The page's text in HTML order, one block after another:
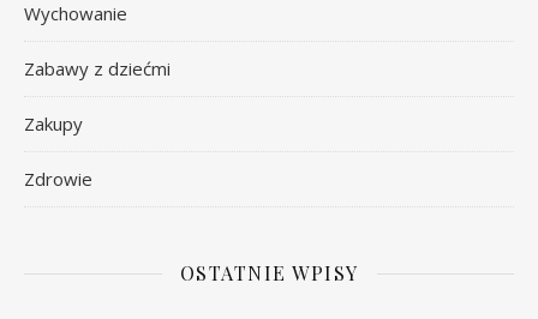
Wychowanie
Zabawy z dziećmi
Zakupy
Zdrowie
OSTATNIE WPISY